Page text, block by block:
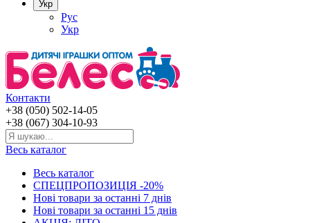
Укр
Рус
Укр
Контакти
+38 (050) 502-14-05
+38 (067) 304-10-93
Весь каталог
Весь каталог
СПЕЦПРОПОЗИЦІЯ -20%
Нові товари за останнi 7 днiв
Нові товари за останнi 15 днiв